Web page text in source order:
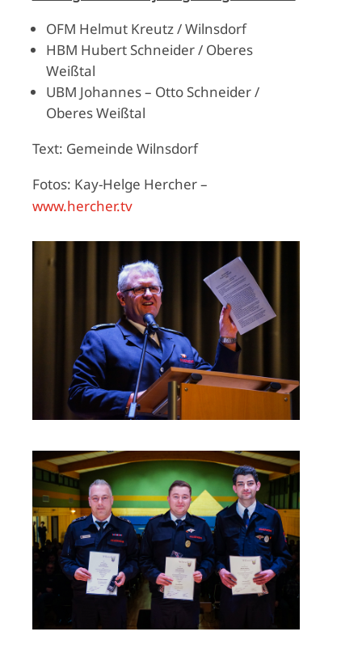
OFM Helmut Kreutz / Wilnsdorf
HBM Hubert Schneider / Oberes
Weißtal
UBM Johannes – Otto Schneider /
Oberes Weißtal
Text: Gemeinde Wilnsdorf
Fotos: Kay-Helge Hercher –
www.hercher.tv